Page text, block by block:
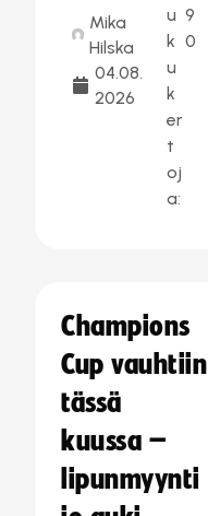
Mika
Hilska
04.08.
2026
u
k
u
k
er
t
oj
a:
9
0
Champions
Cup vauhtiin
tässä
kuussa –
lipunmyynti